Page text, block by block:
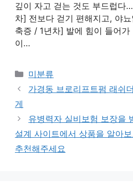
깊이 자고 걷는 것도 부드럽다
차] 전보다 걷기 편해지고, 야
축증 / 1년차] 발에 힘이 들어가
이…
Categories
미분류
가경동 브로리프트펌 래쉬
게
유병력자 실비보험 보장을
설계 사이트에서 상품을 알아
추천해주세요